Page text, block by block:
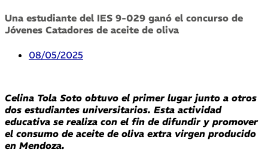
Una estudiante del IES 9-029 ganó el concurso de
Jóvenes Catadores de aceite de oliva
08/05/2025
Celina Tola Soto obtuvo el primer lugar junto a otros
dos estudiantes universitarios. Esta actividad
educativa se realiza con el fin de difundir y promover
el consumo de aceite de oliva extra virgen producido
en Mendoza.